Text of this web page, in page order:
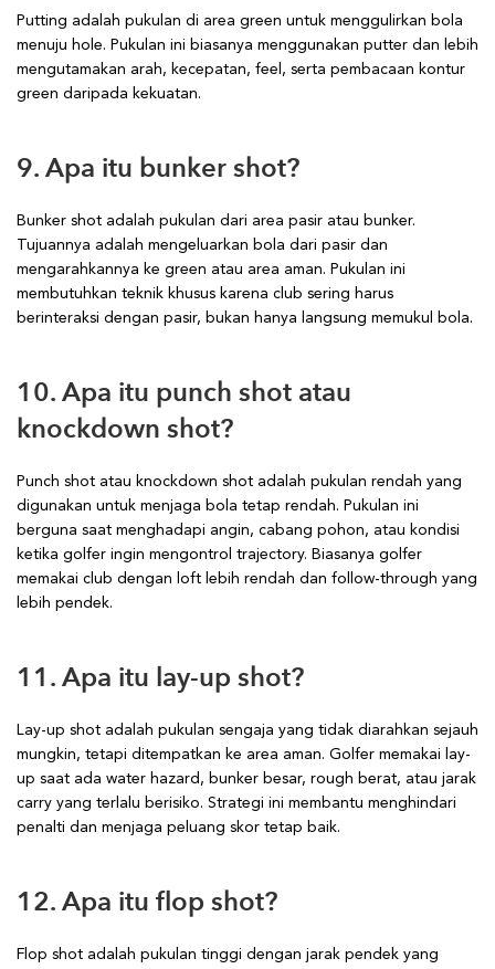
Putting adalah pukulan di area green untuk menggulirkan bola
menuju hole. Pukulan ini biasanya menggunakan putter dan lebih
mengutamakan arah, kecepatan, feel, serta pembacaan kontur
green daripada kekuatan.
9. Apa itu bunker shot?
Bunker shot adalah pukulan dari area pasir atau bunker.
Tujuannya adalah mengeluarkan bola dari pasir dan
mengarahkannya ke green atau area aman. Pukulan ini
membutuhkan teknik khusus karena club sering harus
berinteraksi dengan pasir, bukan hanya langsung memukul bola.
10. Apa itu punch shot atau
knockdown shot?
Punch shot atau knockdown shot adalah pukulan rendah yang
digunakan untuk menjaga bola tetap rendah. Pukulan ini
berguna saat menghadapi angin, cabang pohon, atau kondisi
ketika golfer ingin mengontrol trajectory. Biasanya golfer
memakai club dengan loft lebih rendah dan follow-through yang
lebih pendek.
11. Apa itu lay-up shot?
Lay-up shot adalah pukulan sengaja yang tidak diarahkan sejauh
mungkin, tetapi ditempatkan ke area aman. Golfer memakai lay-
up saat ada water hazard, bunker besar, rough berat, atau jarak
carry yang terlalu berisiko. Strategi ini membantu menghindari
penalti dan menjaga peluang skor tetap baik.
12. Apa itu flop shot?
Flop shot adalah pukulan tinggi dengan jarak pendek yang